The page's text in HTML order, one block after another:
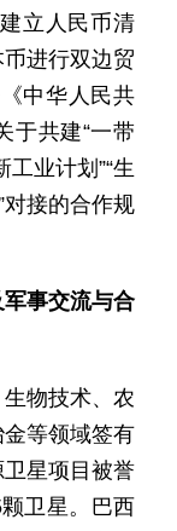
立人民币清
进行双边贸
中华人民共
于共建“一带
工业计划”“生
对接的合作规
事交流与合
物技术、农
等领域签有
星项目被誉
卫星。巴西